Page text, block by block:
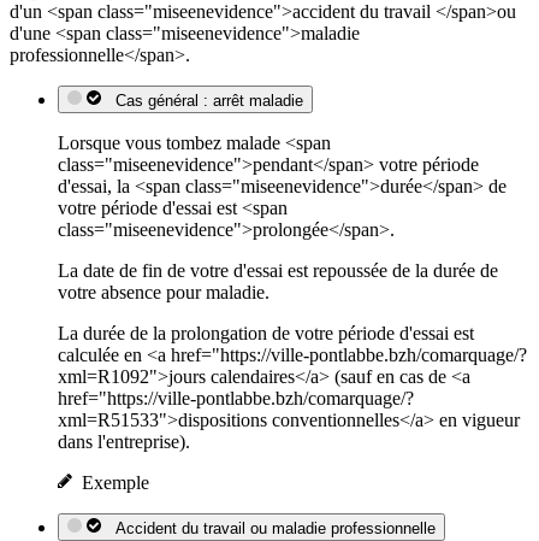
d'un <span class="miseenevidence">accident du travail </span>ou
d'une <span class="miseenevidence">maladie
professionnelle</span>.
Cas général : arrêt maladie
Lorsque vous tombez malade <span
class="miseenevidence">pendant</span> votre période
d'essai, la <span class="miseenevidence">durée</span> de
votre période d'essai est <span
class="miseenevidence">prolongée</span>.
La date de fin de votre d'essai est repoussée de la durée de
votre absence pour maladie.
La durée de la prolongation de votre période d'essai est
calculée en <a href="https://ville-pontlabbe.bzh/comarquage/?
xml=R1092">jours calendaires</a> (sauf en cas de <a
href="https://ville-pontlabbe.bzh/comarquage/?
xml=R51533">dispositions conventionnelles</a> en vigueur
dans l'entreprise).
Exemple
Accident du travail ou maladie professionnelle